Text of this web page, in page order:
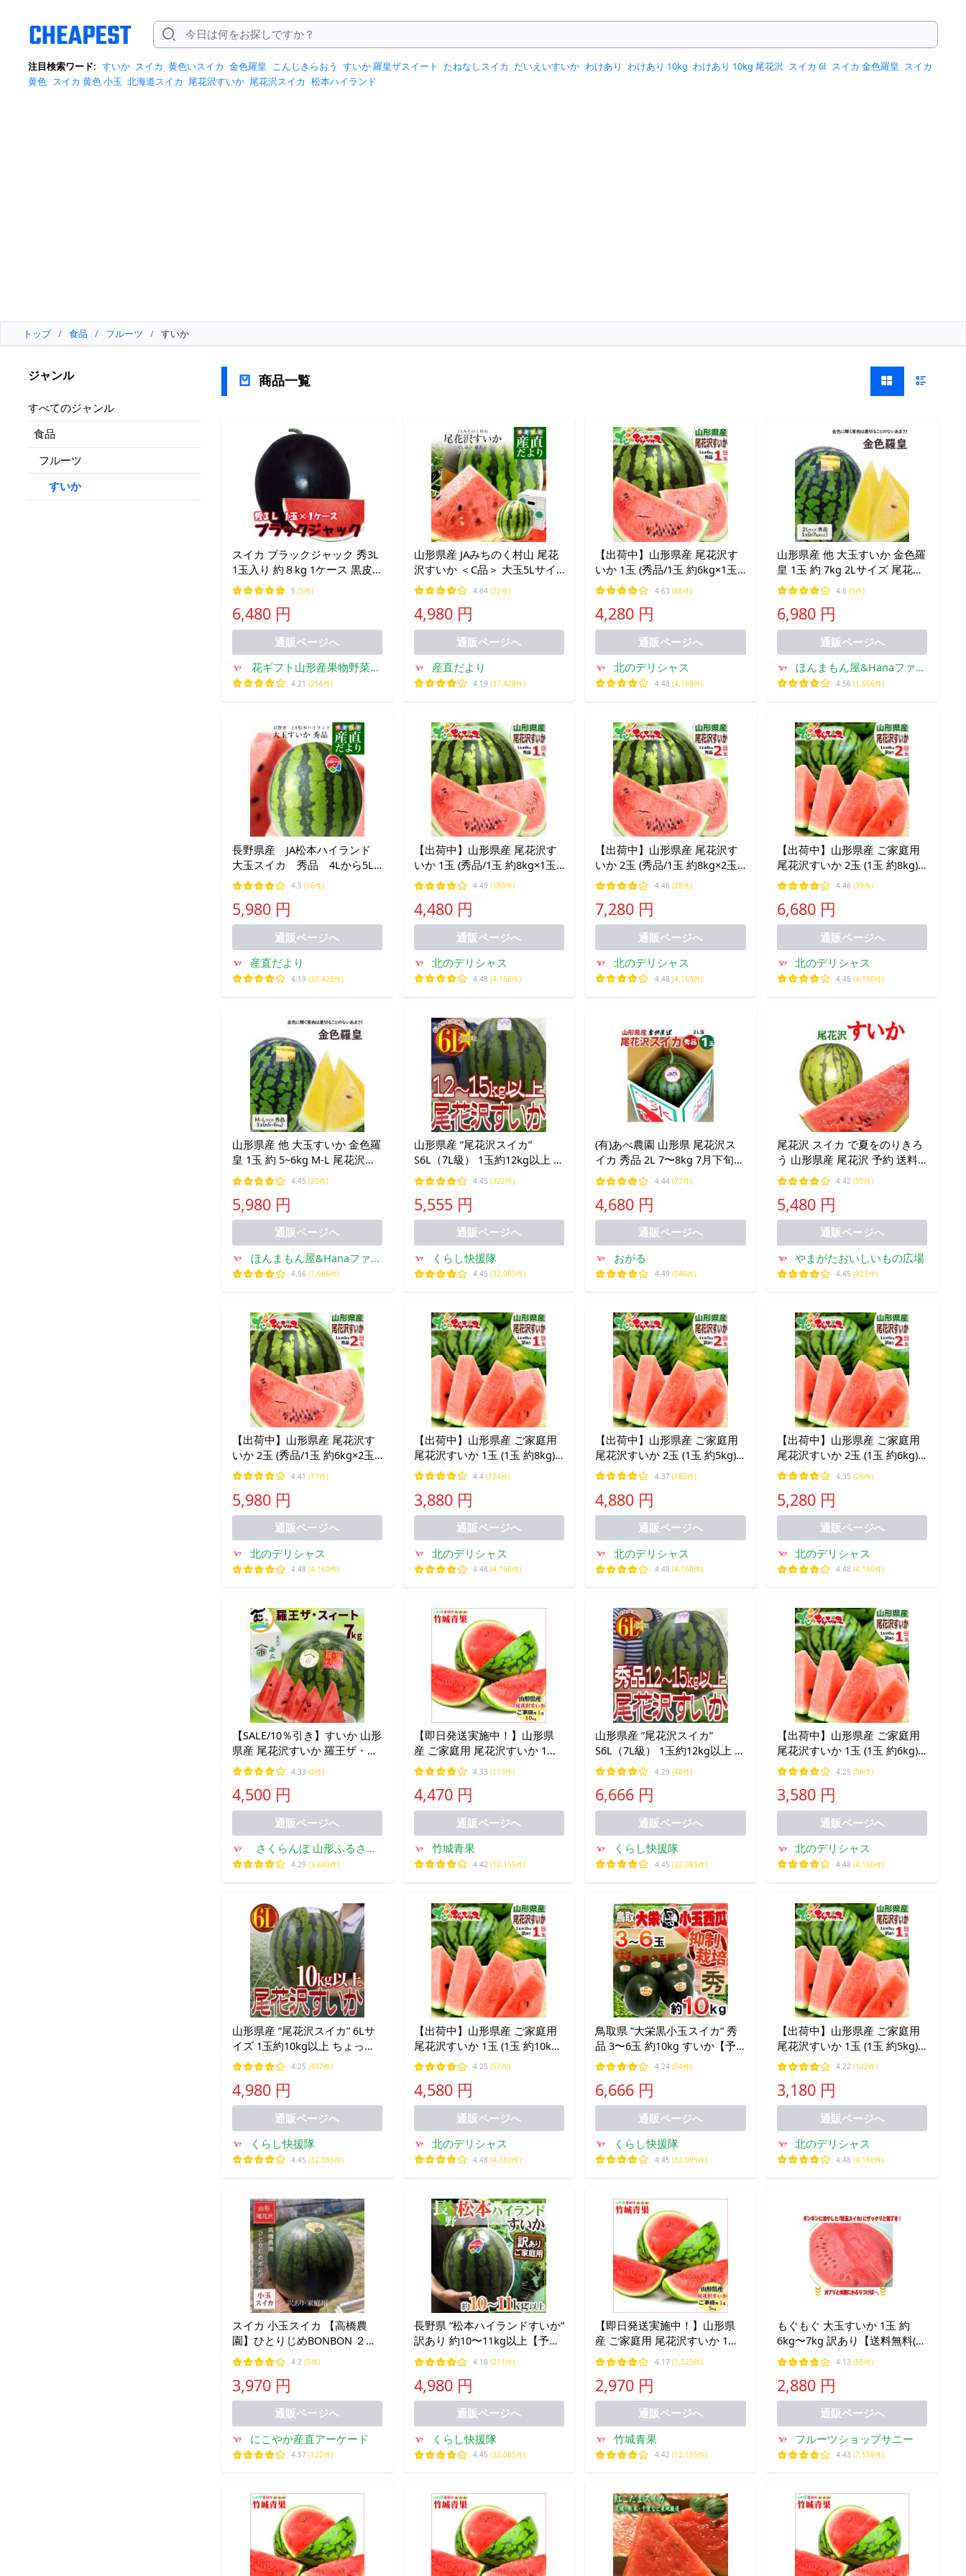
注目検索ワード: すいか スイカ 黄色いスイカ 金色羅皇 こんじきらおう すいか 羅皇ザスイート たねなしスイカ だいえいすいか わけあり わけあり 10kg わけあり 10kg 尾花沢 スイカ 6l スイカ 金色羅皇 スイカ
黄色 スイカ 黄色 小玉 北海道スイカ 尾花沢すいか 尾花沢スイカ 松本ハイランド
トップ / 食品 / フルーツ / すいか
ジャンル
すべてのジャンル
食品
フルーツ
すいか
商品一覧
スイカ ブラックジャック 秀3L
1玉入り 約８kg 1ケース 黒皮
尾花沢スイカ 山形 種無しスイ
カ 種なしスイカ 農産物
5 (5件)
6,480 円
通販ページへ
花ギフト山形産果物野菜花
樹有
4.21 (256件)
山形県産 JAみちのく村山 尾花
沢すいか ＜C品＞ 大玉5Lサイ
ズ以上 1玉 9キロ以上 送料無
料 西瓜 スイカ すいか爆買
4.64(22件)
4,980 円
通販ページへ
産直だより
4.19 (37,428件)
【出荷中】山形県産 尾花沢す
いか 1玉 (秀品/1玉 約6kg×1玉)
夏スイカ 西瓜 甘い 大玉 お中
元 残暑見舞い お盆 お供え ギ
フト 贈り物 ご家庭用 果物 お
取り寄せ
4.63 (88件)
4,280 円
通販ページへ
北のデリシャス
4.48 (4,160件)
山形県産 他 大玉すいか 金色羅
皇 1玉 約 7kg 2Lサイズ 尾花沢
すいか 黄色すいか スイカ 西瓜
ギフト プレゼント お中元 お祝
い お盆 【BO】 [金色羅皇 1玉
(2L)]
4.6 (5件)
6,980 円
通販ページへ
ほんまもん屋&Hanaファク
トリー
4.56 (1,666件)
長野県産 JA松本ハイランド
大玉スイカ 秀品 4Lから5L
サイズ 9キロ以上 1玉入
り 送料無料 西瓜 すいか
爆買
4.5 (16件)
5,980 円
通販ページへ
産直だより
4.19 (37,428件)
【出荷中】山形県産 尾花沢す
いか 1玉 (秀品/1玉 約8kg×1玉)
夏スイカ 西瓜 甘い 大玉 お中
元 残暑見舞い お盆 お供え ギ
フト 贈り物 ご家庭用 果物 お
取り寄せ
4.49 (180件)
4,480 円
通販ページへ
北のデリシャス
4.48 (4,160件)
【出荷中】山形県産 尾花沢す
いか 2玉 (秀品/1玉 約8kg×2玉)
夏スイカ 甘い 西瓜 大玉 お中
元 残暑見舞い お盆 お供え ギ
フト 贈り物 ご家庭用 果物 お
取り寄せ
4.46 (28件)
7,280 円
通販ページへ
北のデリシャス
4.48 (4,160件)
【出荷中】山形県産 ご家庭用
尾花沢すいか 2玉 (1玉 約8kg)
訳あり 尾花沢 夏スイカ すいか
スイカ 西瓜 大玉 お盆 お供え
自宅用 ご家庭用 果物 お取り寄
せ
4.46 (39件)
6,680 円
通販ページへ
北のデリシャス
4.48 (4,160件)
山形県産 他 大玉すいか 金色羅
皇 1玉 約 5~6kg M-L 尾花沢す
いか 黄色すいか スイカ 西瓜
ギフト プレゼント お供え お祝
い お盆 【BO】 [金色羅皇 1玉
(M-L)]
4.45 (20件)
5,980 円
通販ページへ
ほんまもん屋&Hanaファク
トリー
4.56 (1,666件)
山形県産 ”尾花沢スイカ”
S6L（7L級） 1玉約12kg以上 ち
ょっと訳あり【予約 7月下旬以
降】 送料無料
4.45 (322件)
5,555 円
通販ページへ
くらし快援隊
4.45 (32,085件)
(有)あべ農園 山形県 尾花沢ス
イカ 秀品 2L 7〜8kg 7月下旬〜
順次発送
4.44(77件)
4,680 円
通販ページへ
おがる
4.49 (546件)
尾花沢 スイカ で夏をのりきろ
う 山形県産 尾花沢 予約 送料
無料 すいか 2L以上 大玉 １玉
自慢のシャリ感 西瓜
4.42 (55件)
5,480 円
通販ページへ
やまがたおいしいもの広場
4.45 (923件)
【出荷中】山形県産 尾花沢す
いか 2玉 (秀品/1玉 約6kg×2玉)
夏スイカ 西瓜 甘い 大玉 お中
元 残暑見舞い お盆 お供え ギ
フト 贈り物 ご家庭用 果物 お
取り寄せ
4.41 (17件)
5,980 円
通販ページへ
北のデリシャス
4.48 (4,160件)
【出荷中】山形県産 ご家庭用
尾花沢すいか 1玉 (1玉 約8kg)
訳あり 尾花沢 夏スイカ すいか
スイカ 西瓜 大玉 お盆 お供え
自宅用 ご家庭用 果物 お取り寄
せ
4.4(124件)
3,880 円
通販ページへ
北のデリシャス
4.48 (4,160件)
【出荷中】山形県産 ご家庭用
尾花沢すいか 2玉 (1玉 約5kg)
訳あり 尾花沢 夏スイカ すいか
スイカ 西瓜 大玉 お盆 お供え
自宅用 ご家庭用 果物 お取り寄
せ
4.37 (182件)
4,880 円
通販ページへ
北のデリシャス
4.48 (4,160件)
【出荷中】山形県産 ご家庭用
尾花沢すいか 2玉 (1玉 約6kg)
訳あり 尾花沢 夏スイカ すいか
スイカ 西瓜 大玉 お盆 お供え
自宅用 ご家庭用 果物 お取り寄
せ
4.35 (26件)
5,280 円
通販ページへ
北のデリシャス
4.48 (4,160件)
【SALE/10％引き】すいか 山形
県産 尾花沢すいか 羅王ザ・ス
イート 約7kg 秀品 高糖度 甘い
シャリ感抜群 大玉 希少品種 お
中元 夏ギフト お取り寄せ 西瓜
4.33 (3件)
4,500 円
通販ページへ
さくらんぼ 山形ふるさと
食品館
4.29 (3,680件)
【即日発送実施中！】山形県
産 ご家庭用 尾花沢すいか 1玉
(1玉 約10kg)※日時指定はメー
ルで※
4.33 (113件)
4,470 円
通販ページへ
竹城青果
4.42 (12,155件)
山形県産 ”尾花沢スイカ”
S6L（7L級） 1玉約12kg以上 等
級A（秀品）【予約 7月下旬以
降】 送料無料
4.29 (48件)
6,666 円
通販ページへ
くらし快援隊
4.45 (32,085件)
【出荷中】山形県産 ご家庭用
尾花沢すいか 1玉 (1玉 約6kg)
訳あり 尾花沢 夏スイカ すいか
スイカ 西瓜 大玉 お盆 お供え
自宅用 ご家庭用 果物 お取り寄
せ
4.25 (56件)
3,580 円
通販ページへ
北のデリシャス
4.48 (4,160件)
山形県産 ”尾花沢スイカ” 6Lサ
イズ 1玉約10kg以上 ちょっと
訳あり【予約 7月下旬以降】
送料無料
4.25 (497件)
4,980 円
通販ページへ
くらし快援隊
4.45 (32,085件)
【出荷中】山形県産 ご家庭用
尾花沢すいか 1玉 (1玉 約10kg)
訳あり 尾花沢 夏スイカ すいか
スイカ 西瓜 大玉 お盆 お供え
自宅用 ご家庭用 果物 お取り寄
せ
4.25 (57件)
4,580 円
通販ページへ
北のデリシャス
4.48 (4,160件)
鳥取県 ”大栄黒小玉スイカ” 秀
品 3〜6玉 約10kg すいか【予
約 9月以降】 送料無料
4.24(54件)
6,666 円
通販ページへ
くらし快援隊
4.45 (32,085件)
【出荷中】山形県産 ご家庭用
尾花沢すいか 1玉 (1玉 約5kg)
訳あり 尾花沢 夏スイカ すいか
スイカ 西瓜 大玉 お盆 お供え
自宅用 ご家庭用 果物 お取り寄
せ
4.22 (102件)
3,180 円
通販ページへ
北のデリシャス
4.48 (4,160件)
スイカ 小玉スイカ 【高橋農
園】ひとりじめBONBON ２玉
4〜5kg 優 尾花沢 訳あり 家庭
用 山形県 ひとりじめボンボン
《7/中旬〜7/下旬より出荷》
4.2 (5件)
3,970 円
通販ページへ
にこやか産直アーケード
4.57 (122件)
長野県 ”松本ハイランドすいか”
訳あり 約10〜11kg以上【予約
7月下旬以降】 送料無料
4.18 (211件)
4,980 円
通販ページへ
くらし快援隊
4.45 (32,085件)
【即日発送実施中！】山形県
産 ご家庭用 尾花沢すいか 1玉
(1玉 約5kg)※日時指定はメール
で※
4.17 (1,525件)
2,970 円
通販ページへ
竹城青果
4.42 (12,155件)
もぐもぐ 大玉すいか 1玉 約
6kg〜7kg 訳あり【送料無料(一
部地域除く)】不揃い 家庭用 ス
イカの日 西瓜 フルーツ 果物
くだもの
4.13 (55件)
2,880 円
通販ページへ
フルーツショップサニー
4.43 (7,558件)